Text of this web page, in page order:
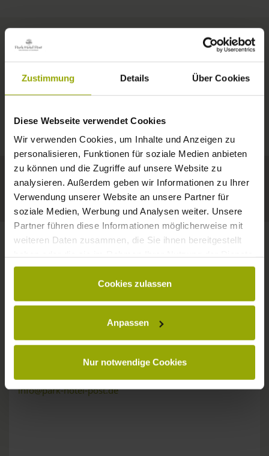
Zustimmung Details Über Cookies
Diese Webseite verwendet Cookies
Wir verwenden Cookies, um Inhalte und Anzeigen zu
personalisieren, Funktionen für soziale Medien anbieten
zu können und die Zugriffe auf unsere Website zu
analysieren. Außerdem geben wir Informationen zu Ihrer
Verwendung unserer Website an unsere Partner für
soziale Medien, Werbung und Analysen weiter. Unsere
Partner führen diese Informationen möglicherweise mit
weiteren Daten zusammen, die Sie ihnen bereitgestellt
gesammelt haben.
Cookies zulassen
Anpassen
Nur notwendige Cookies
ZIMMER & PREISE
EIN GUTES BUCH,
EIN BEQUEMES BETT,
RAUM ZUM TRÄUMEN
IMPRESSIONEN
FREIBURG
SCHWARZWALD
MARGRÄFLERLAND
KAISERSTUHL
© Deutscher Wetterdienst
29°C 32°C 35°C
Ein Hotel, das gefällt!
Wünsche, Fragen, Anregungen?
Wir sind gerne für Sie da:
Tel: +49 (0)761 - 385 480
info@park-hotel-post.de